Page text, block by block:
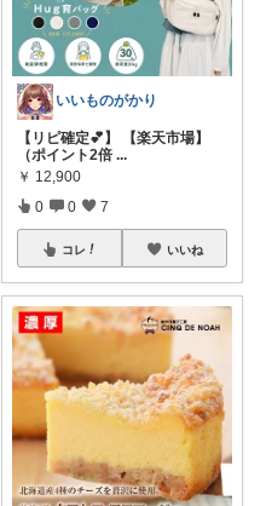
いいものがかり
【リピ確定💕】 【楽天市場】
（ポイント2倍 ...
￥ 12,900
0 0 7
コレ いいね